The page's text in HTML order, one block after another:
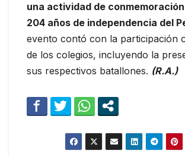
una actividad de
204 años de independencia del
evento contó con la participación
de los colegios, incluyendo la
sus respectivos batallones. (R.A.)